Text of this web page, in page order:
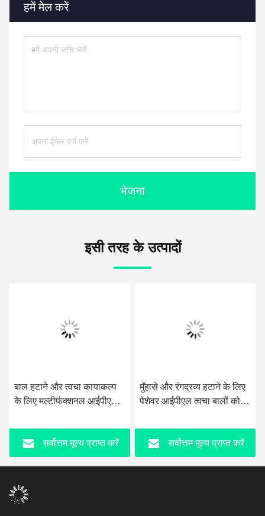
हमें मेल करें
भेजना
इसी तरह के उत्पादों
त्वचा कायाकल्प
आईपीएल
मूल्य प्राप्त करें
मुँहासे और रंगद्रव्य हटाने के लिए
पेशेवर आईपीएल त्वचा बालों को
सर्वोत्तम मूल्य प्राप्त करें
चीन होम
रिमूवल मशीन